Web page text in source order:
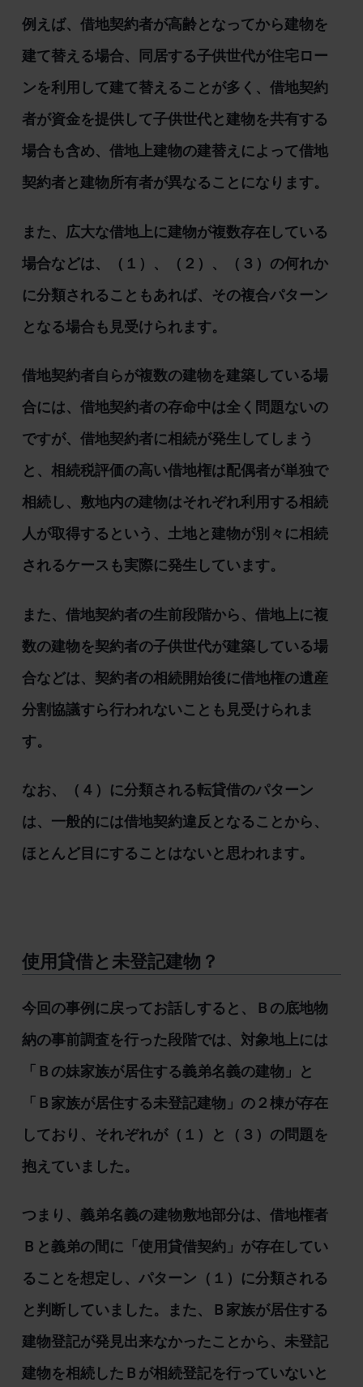
例えば、借地契約者が高齢となってから建物を
建て替える場合、同居する子供世代が住宅ロー
ンを利用して建て替えることが多く、借地契約
者が資金を提供して子供世代と建物を共有する
場合も含め、借地上建物の建替えによって借地
契約者と建物所有者が異なることになります。
また、広大な借地上に建物が複数存在している
場合などは、（１）、（２）、（３）の何れか
に分類されることもあれば、その複合パターン
となる場合も見受けられます。
借地契約者自らが複数の建物を建築している場
合には、借地契約者の存命中は全く問題ないの
ですが、借地契約者に相続が発生してしまう
と、相続税評価の高い借地権は配偶者が単独で
相続し、敷地内の建物はそれぞれ利用する相続
人が取得するという、土地と建物が別々に相続
されるケースも実際に発生しています。
また、借地契約者の生前段階から、借地上に複
数の建物を契約者の子供世代が建築している場
合などは、契約者の相続開始後に借地権の遺産
分割協議すら行われないことも見受けられま
す。
なお、（４）に分類される転貸借のパターン
は、一般的には借地契約違反となることから、
ほとんど目にすることはないと思われます。
使用貸借と未登記建物？
今回の事例に戻ってお話しすると、Ｂの底地物
納の事前調査を行った段階では、対象地上には
「Ｂの妹家族が居住する義弟名義の建物」と
「Ｂ家族が居住する未登記建物」の２棟が存在
しており、それぞれが（１）と（３）の問題を
抱えていました。
つまり、義弟名義の建物敷地部分は、借地権者
Ｂと義弟の間に「使用貸借契約」が存在してい
ることを想定し、パターン（１）に分類される
と判断していました。また、Ｂ家族が居住する
建物登記が発見出来なかったことから、未登記
建物を相続したＢが相続登記を行っていないと